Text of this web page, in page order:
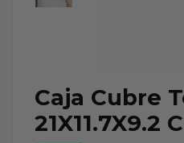
Caja Cubre
21X11.7X9.2